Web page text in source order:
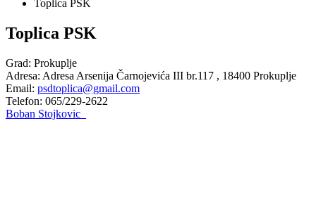
Toplica PSK
Toplica PSK
Grad: Prokuplje
Adresa: Adresa Arsenija Čarnojevića III br.117 , 18400 Prokuplje
Email: psdtoplica@gmail.com
Telefon: 065/229-2622
Boban Stojkovic